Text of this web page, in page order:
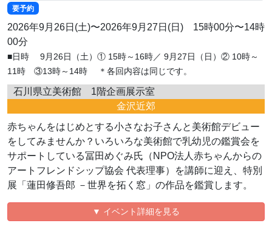
要予約
2026年9月26日(土)〜2026年9月27日(日) 15時00分〜14時
00分
■日時 9月26日（土）① 15時～16時／ 9月27日（日）② 10時～
11時 ③13時～14時 ＊各回内容は同じです。
石川県立美術館 1階企画展示室
金沢近郊
赤ちゃんをはじめとする小さなお子さんと美術館デビュー
をしてみませんか？いろいろな美術館で乳幼児の鑑賞会を
サポートしている冨田めぐみ氏（NPO法人赤ちゃんからの
アートフレンドシップ協会 代表理事）を講師に迎え、特別
展「蓮田修吾郎 －世界を拓く窓」の作品を鑑賞します。
▼ イベント詳細を見る